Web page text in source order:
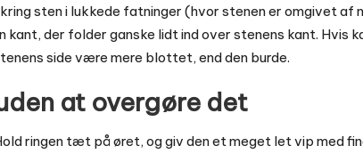
sten i lukkede fatninger (hvor stenen er omgivet af
kant, der folder ganske lidt ind over stenens kant. Hvis
side være mere blottet, end den burde.
at overgøre det
ringen tæt på øret, og giv den et meget let vip med